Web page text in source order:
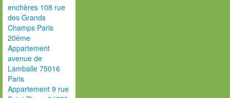
enchères 108 rue
des Grands
Champs Paris
20ème
Appartement
avenue de
Lamballe 75016
Paris
Appartement 9 rue